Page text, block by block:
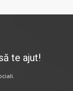
te ajut!